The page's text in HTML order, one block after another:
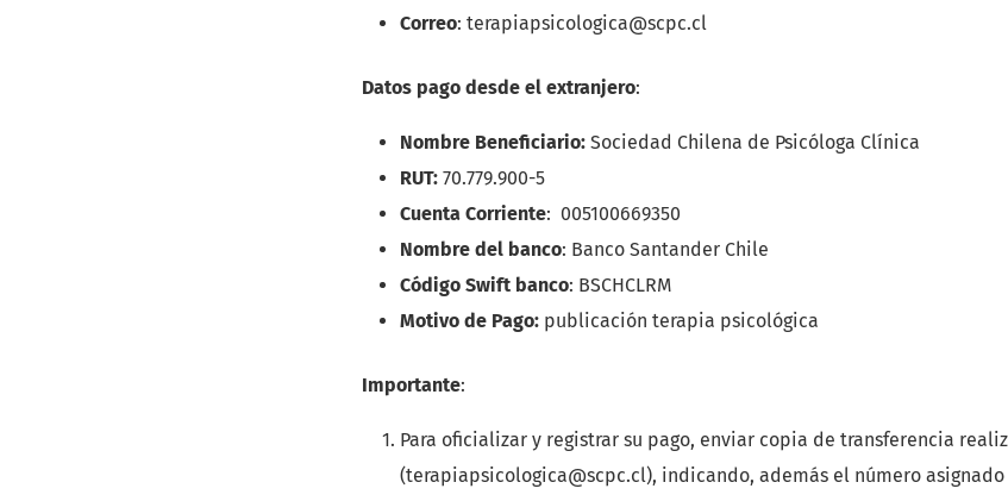
Correo: terapiapsicologica@scpc.cl
Datos pago desde el extranjero:
Nombre Beneficiario: Sociedad Chilena de Psicóloga Clínica
RUT: 70.779.900-5
Cuenta Corriente: 005100669350
Nombre del banco: Banco Santander Chile
Código Swift banco: BSCHCLRM
Motivo de Pago: publicación terapia psicológica
Importante:
Para oficializar y registrar su pago, enviar copia de transferencia
(terapiapsicologica@scpc.cl), indicando, además el número